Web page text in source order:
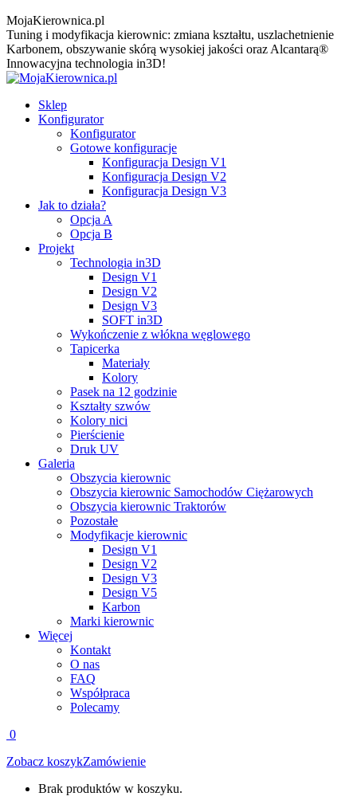
MojaKierownica.pl
Tuning i modyfikacja kierownic: zmiana kształtu, uszlachetnienie
Karbonem, obszywanie skórą wysokiej jakości oraz Alcantarą®
Innowacyjna technologia in3D!
Sklep
Konfigurator
Konfigurator
Gotowe konfiguracje
Konfiguracja Design V1
Konfiguracja Design V2
Konfiguracja Design V3
Jak to działa?
Opcja A
Opcja B
Projekt
Technologia in3D
Design V1
Design V2
Design V3
SOFT in3D
Wykończenie z włókna węglowego
Tapicerka
Materiały
Kolory
Pasek na 12 godzinie
Kształty szwów
Kolory nici
Pierścienie
Druk UV
Galeria
Obszycia kierownic
Obszycia kierownic Samochodów Ciężarowych
Obszycia kierownic Traktorów
Pozostałe
Modyfikacje kierownic
Design V1
Design V2
Design V3
Design V5
Karbon
Marki kierownic
Więcej
Kontakt
O nas
FAQ
Współpraca
Polecamy
0
Zobacz koszykZamówienie
Brak produktów w koszyku.